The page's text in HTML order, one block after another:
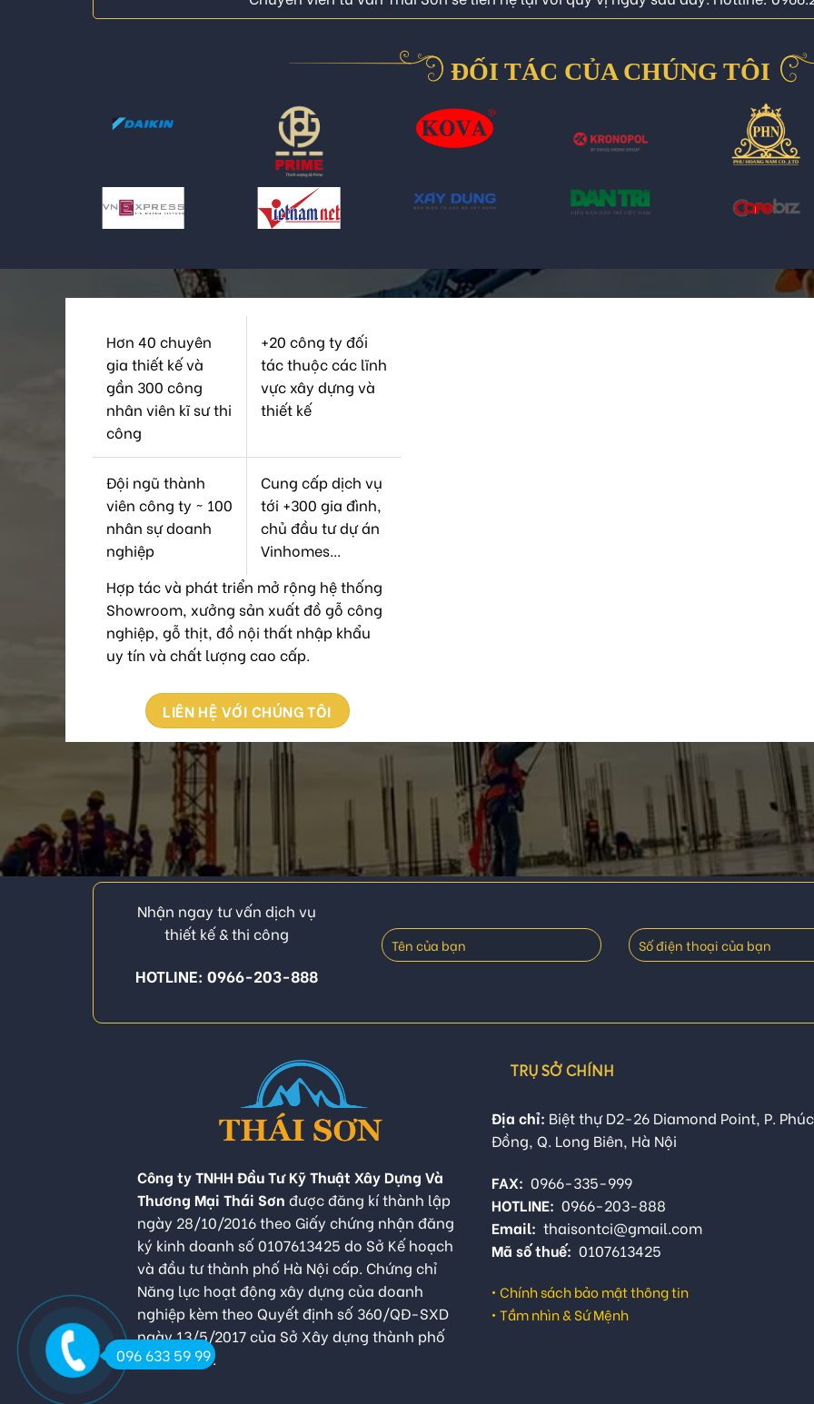
ĐỐI TÁC CỦA CHÚNG TÔI
Hơn 40 chuyên
gia thiết kế và
gần 300 công
nhân viên kĩ sư thi
công
+20 công ty đối
tác thuộc các lĩnh
vực xây dựng và
thiết kế
Đội ngũ thành
viên công ty ~ 100
nhân sự doanh
nghiệp
Cung cấp dịch vụ
tới +300 gia đình,
chủ đầu tư dự án
Vinhomes...
Hợp tác và phát triển mở rộng hệ thống
Showroom, xưởng sản xuất đồ gỗ công
nghiệp, gỗ thịt, đồ nội thất nhập khẩu
uy tín và chất lượng cao cấp.
LIÊN HỆ VỚI CHÚNG TÔI
Nhận ngay tư vấn dịch vụ
thiết kế & thi công
HOTLINE: 0966-203-888
Công ty TNHH Đầu Tư Kỹ Thuật Xây Dựng Và
Thương Mại Thái Sơn được đăng kí thành lập
ngày 28/10/2016 theo Giấy chứng nhận đăng
ký kinh doanh số 0107613425 do Sở Kế hoạch
và đầu tư thành phố Hà Nội cấp. Chứng chỉ
Năng lực hoạt động xây dựng của doanh
nghiệp kèm theo Quyết định số 360/QĐ-SXD
ngày 13/5/2017 của Sở Xây dựng thành phố
Hà Nội cấp.
TRỤ SỞ CHÍNH
Địa chỉ: Biệt thự D2-26 Diamond Point, P. Phúc
Đồng, Q. Long Biên, Hà Nội
FAX: 0966-335-999
HOTLINE: 0966-203-888
Email: thaisontci@gmail.com
Mã số thuế: 0107613425
• Chính sách bảo mật thông tin
• Tầm nhìn & Sứ Mệnh
096 633 59 99